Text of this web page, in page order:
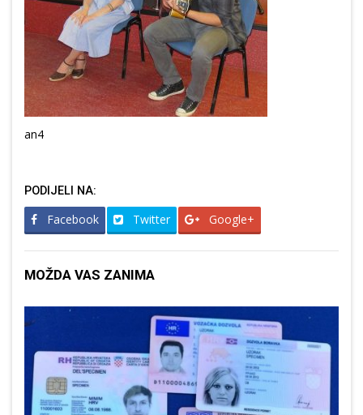
an4
PODIJELI NA:
Facebook Twitter Google+
MOŽDA VAS ZANIMA